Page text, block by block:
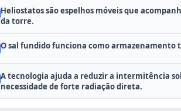
Heliostatos são espelhos móveis que
da torre.
O sal fundido funciona como
A tecnologia ajuda a reduzir a intermitência
necessidade de forte radiação direta.